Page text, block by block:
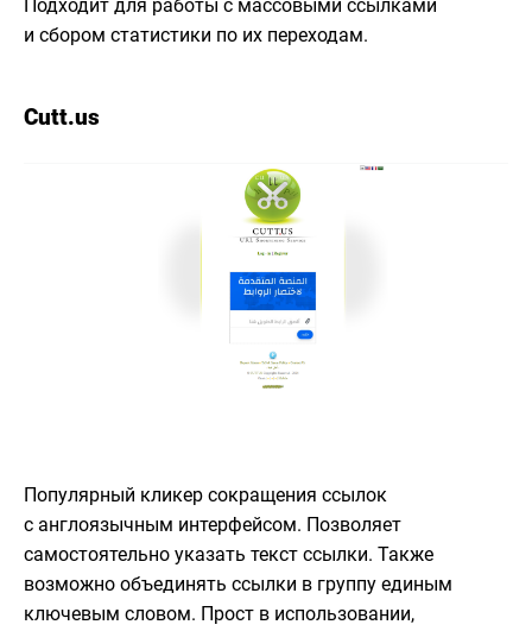
Подходит для работы с массовыми ссылками
и сбором статистики по их переходам.
Cutt.us
Популярный кликер сокращения ссылок
с англоязычным интерфейсом. Позволяет
самостоятельно указать текст ссылки. Также
возможно объединять ссылки в группу единым
ключевым словом. Прост в использовании,